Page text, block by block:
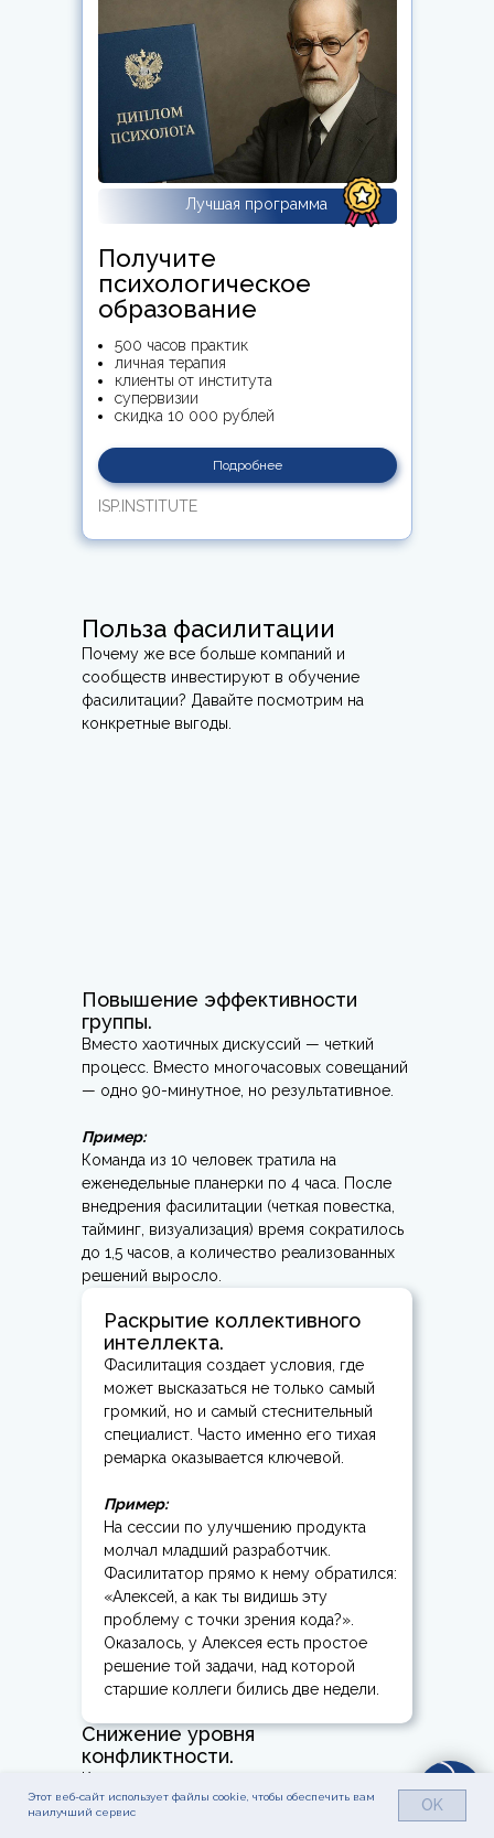
500 часов практик
личная терапия
клиенты от института
супервизии
скидка 10 000 рублей
Получите
психологическое
образование
Лучшая программа
Подробнее
ISP.INSTITUTE
Польза фасилитации
Почему же все больше компаний и
сообществ инвестируют в обучение
фасилитации? Давайте посмотрим на
конкретные выгоды.
Повышение эффективности
группы.
Вместо хаотичных дискуссий — четкий
процесс. Вместо многочасовых совещаний
— одно 90-минутное, но результативное.
Пример:
Команда из 10 человек тратила на
еженедельные планерки по 4 часа. После
внедрения фасилитации (четкая повестка,
тайминг, визуализация) время сократилось
до 1,5 часов, а количество реализованных
решений выросло.
Раскрытие коллективного
интеллекта.
Фасилитация создает условия, где
может высказаться не только самый
громкий, но и самый стеснительный
специалист. Часто именно его тихая
ремарка оказывается ключевой.
Пример:
На сессии по улучшению продукта
молчал младший разработчик.
Фасилитатор прямо к нему обратился:
«Алексей, а как ты видишь эту
проблему с точки зрения кода?».
Оказалось, у Алексея есть простое
решение той задачи, над которой
старшие коллеги бились две недели.
Снижение уровня
конфликтности.
Когда люди чувствуют, что их услышали, их
пыл спорить значительно снижается.
Этот веб-сайт использует файлы cookie, чтобы обеспечить вам
наилучший сервис
OK